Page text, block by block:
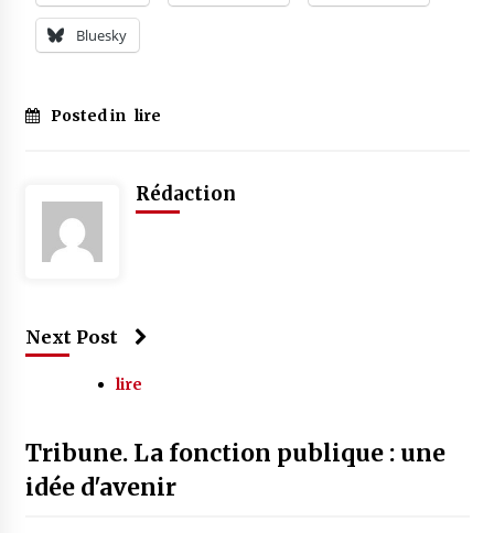
Bluesky
Posted in lire
Rédaction
Next Post
lire
Tribune. La fonction publique : une
idée d'avenir